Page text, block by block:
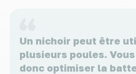
Un nichoir peut être
plusieurs poules.
donc optimiser la